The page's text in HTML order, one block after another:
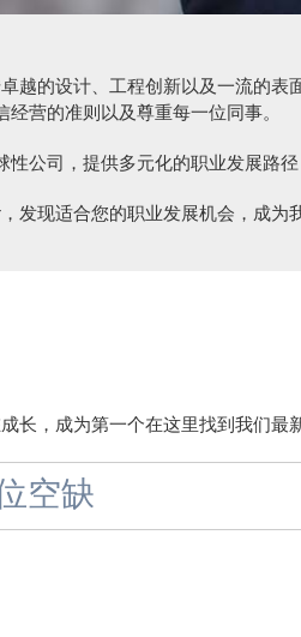
越的设计、工程创新以及一流的
营的准则以及尊重每一位同事。
性公司，提供多元化的职业发展路
发现适合您的职业发展机会，成为
长，成为第一个在这里找到我们最
空缺